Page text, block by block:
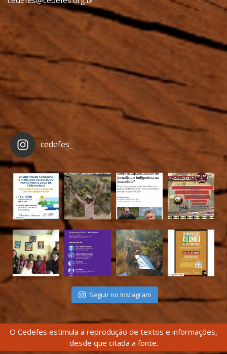
cedefes_
Seguir no Instagram
O Cedefes estimula a reprodução de textos e informações,
desde que citada a fonte.